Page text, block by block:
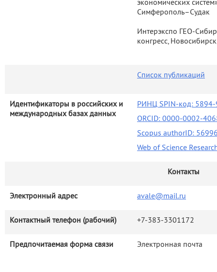
экономических
Симферополь–Судак
Интерэкспо ГЕО-
конгресс,
Список публикаций
Идентификаторы в российских и
международных базах данных
РИНЦ SPIN-код:
ORCID: 0000-0002-
Scopus authorID:
Web of Science
Контакты
Электронный адрес avale@mail.ru
Контактный телефон (рабочий) +7-383-3301172
Предпочитаемая форма связи Электронная почта